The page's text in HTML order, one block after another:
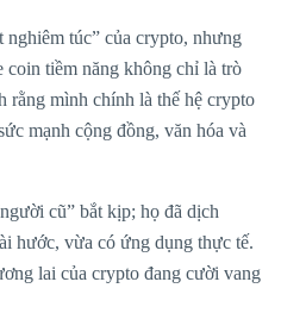
túc” của crypto, nhưng
tiềm năng không chỉ là trò
rằng mình chính là thế hệ crypto
mạnh cộng đồng, văn hóa và
cũ” bắt kịp; họ đã dịch
hước, vừa có ứng dụng thực tế.
lai của crypto đang cười vang